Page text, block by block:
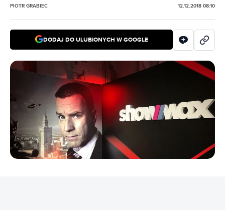
PIOTR GRABIEC 12.12.2018 08:10
DODAJ DO ULUBIONYCH W GOOGLE